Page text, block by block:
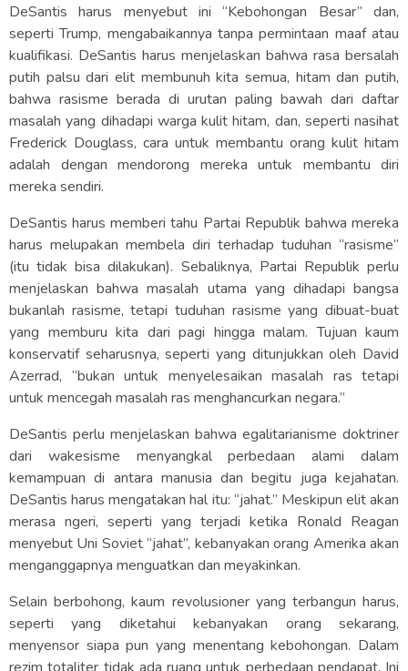
DeSantis harus menyebut ini “Kebohongan Besar” dan,
seperti Trump, mengabaikannya tanpa permintaan maaf atau
kualifikasi. DeSantis harus menjelaskan bahwa rasa bersalah
putih palsu dari elit membunuh kita semua, hitam dan putih,
bahwa rasisme berada di urutan paling bawah dari daftar
masalah yang dihadapi warga kulit hitam, dan, seperti nasihat
Frederick Douglass, cara untuk membantu orang kulit hitam
adalah dengan mendorong mereka untuk membantu diri
mereka sendiri.
DeSantis harus memberi tahu Partai Republik bahwa mereka
harus melupakan membela diri terhadap tuduhan “rasisme”
(itu tidak bisa dilakukan). Sebaliknya, Partai Republik perlu
menjelaskan bahwa masalah utama yang dihadapi bangsa
bukanlah rasisme, tetapi tuduhan rasisme yang dibuat-buat
yang memburu kita dari pagi hingga malam. Tujuan kaum
konservatif seharusnya, seperti yang ditunjukkan oleh David
Azerrad, “bukan untuk menyelesaikan masalah ras tetapi
untuk mencegah masalah ras menghancurkan negara.”
DeSantis perlu menjelaskan bahwa egalitarianisme doktriner
dari wakesisme menyangkal perbedaan alami dalam
kemampuan di antara manusia dan begitu juga kejahatan.
DeSantis harus mengatakan hal itu: “jahat.” Meskipun elit akan
merasa ngeri, seperti yang terjadi ketika Ronald Reagan
menyebut Uni Soviet “jahat”, kebanyakan orang Amerika akan
menganggapnya menguatkan dan meyakinkan.
Selain berbohong, kaum revolusioner yang terbangun harus,
seperti yang diketahui kebanyakan orang sekarang,
menyensor siapa pun yang menentang kebohongan. Dalam